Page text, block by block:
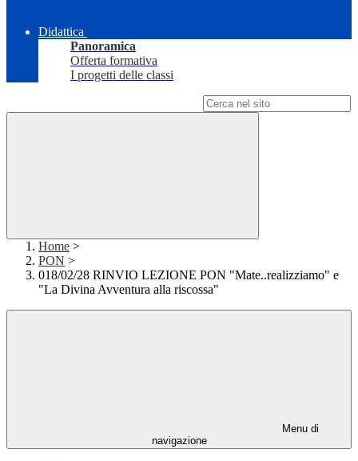
Didattica
Panoramica
Offerta formativa
I progetti delle classi
Home >
PON >
018/02/28 RINVIO LEZIONE PON "Mate..realizziamo" e
"La Divina Avventura alla riscossa"
Menu di
navigazione